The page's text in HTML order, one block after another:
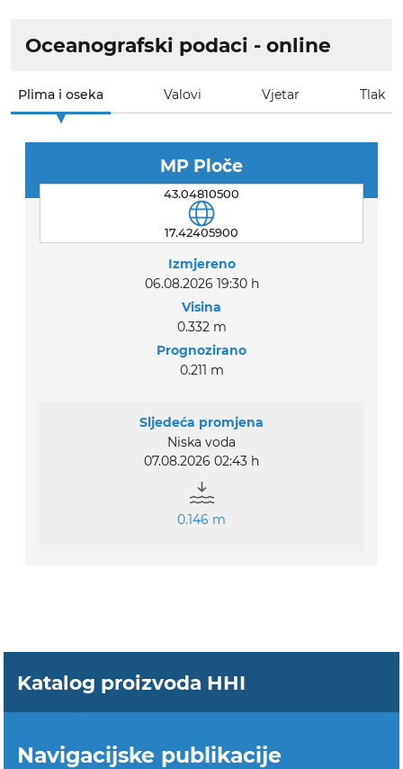
Oceanografski podaci - online
Plima i oseka Valovi Vjetar Tlak
MP Ploče
43.04810500
17.42405900
Izmjereno
06.08.2026 19:30 h
Visina
0.332 m
Prognozirano
0.211 m
Sljedeća promjena
Niska voda
07.08.2026 02:43 h
0.146 m
Katalog proizvoda HHI
Navigacijske publikacije